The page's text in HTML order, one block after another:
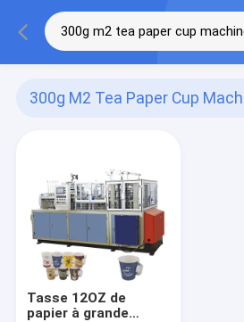
300g M2 Tea Paper Cup
Tasse 12OZ de
papier à grande